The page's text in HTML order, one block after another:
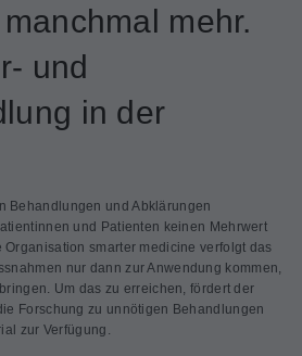
mehr.
und
in der
Behandlungen und Abklärungen
und Patienten keinen Mehrwert
smarter medicine verfolgt das
nur dann zur Anwendung kommen,
Um das zu erreichen, fördert der
Forschung zu unnötigen Behandlungen
zur Verfügung.